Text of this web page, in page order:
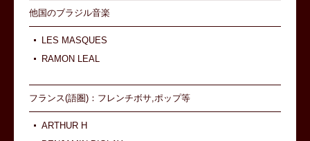
他国のブラジル音楽
LES MASQUES
RAMON LEAL
フランス(語圏)：フレンチボサ,ポップ等
ARTHUR H